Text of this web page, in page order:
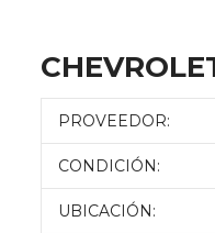
PROVEEDOR:
CONDICIÓN:
UBICACIÓN: